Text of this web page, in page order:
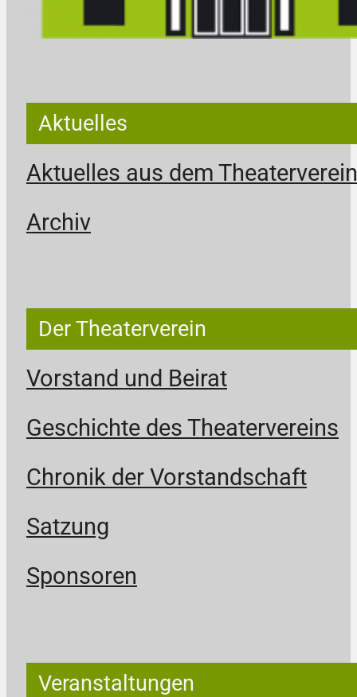
Aktuelles
Aktuelles aus dem Theaterverein
Archiv
Der Theaterverein
Vorstand und Beirat
Geschichte des Theatervereins
Chronik der Vorstandschaft
Satzung
Sponsoren
Veranstaltungen